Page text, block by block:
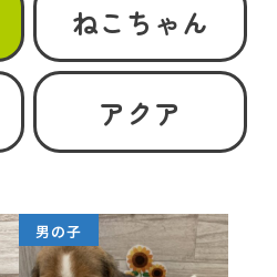
ねこちゃん
アクア
男の子